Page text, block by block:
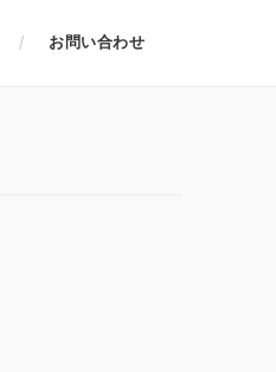
お問い合わせ